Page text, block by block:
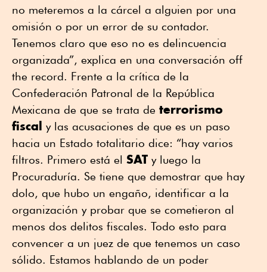
no meteremos a la cárcel a alguien por una
omisión o por un error de su contador.
Tenemos claro que eso no es delincuencia
organizada”, explica en una conversación off
the record. Frente a la crítica de la
Confederación Patronal de la República
Mexicana de que se trata de terrorismo
fiscal y las acusaciones de que es un paso
hacia un Estado totalitario dice: “hay varios
filtros. Primero está el SAT y luego la
Procuraduría. Se tiene que demostrar que hay
dolo, que hubo un engaño, identificar a la
organización y probar que se cometieron al
menos dos delitos fiscales. Todo esto para
convencer a un juez de que tenemos un caso
sólido. Estamos hablando de un poder